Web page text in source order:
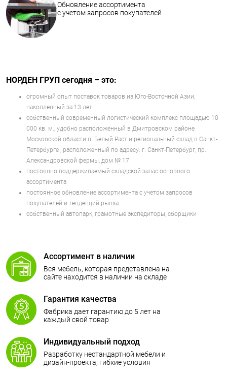
Обновление ассортимента
с учетом запросов покупателей
НОРДЕН ГРУП сегодня – это:
огромный опыт поставок товаров из Юго-Восточной Азии,
накопленный за 13 лет
собственный современный логистический комплекс площадью 10
000 кв. м., удобно расположенный в Дмитровском районе
Московской области п. Белый Раст и региональный склад в Санкт-
Петербурге , расположенный по адресу: г. Санкт-Петербург, пр.
Александровской фермы, дом № 17
постоянно поддерживаемый складской запас основного
ассортимента
постоянное обновление ассортимента с учетом запросов
покупателей и тенденций рынка
собственный автопарк, грамотные экспедиторы, сборщики
Ассортимент в наличии
Вся мебель, которая представлена на
сайте находится в наличии на складе
Гарантия качества
Фабрика дает гарантию до 5 лет на
каждый свой товар
Индивидуальный подход
Разработку нестандартной мебели и
дизайн-проекта, гибкие условия